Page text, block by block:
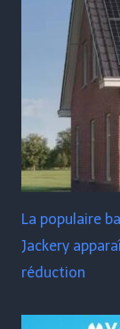
La populaire
Jackery
réduction